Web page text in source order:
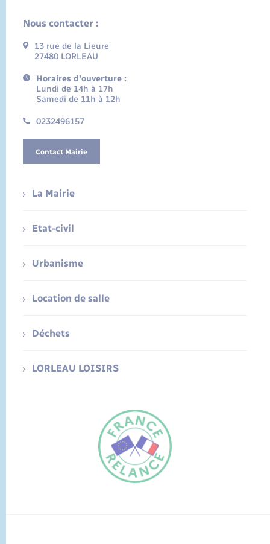
Nous contacter :
13 rue de la Lieure
27480 LORLEAU
Horaires d'ouverture :
Lundi de 14h à 17h
Samedi de 11h à 12h
0232496157
Contact Mairie
La Mairie
Etat-civil
Urbanisme
Location de salle
Déchets
LORLEAU LOISIRS